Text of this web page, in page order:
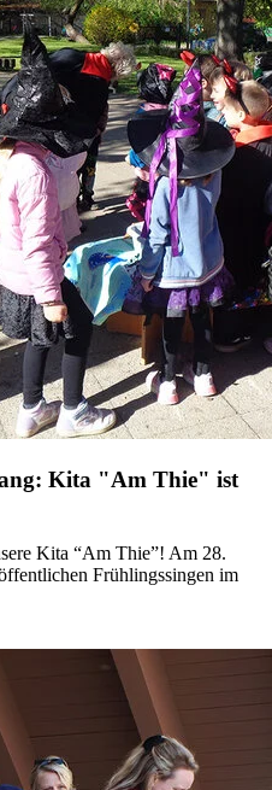
Kita "Am Thie" ist
Kita “Am Thie”! Am 28.
Frühlingssingen im